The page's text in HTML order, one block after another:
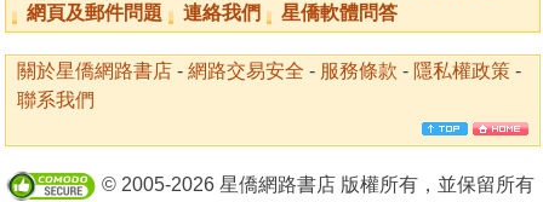
網頁及郵件問題
連絡我們 星僑軟體問答
關於星僑網路書店 - 網路交易安全 - 服務條款 - 隱私權政策 -
聯系我們
© 2005-2026 星僑網路書店 版權所有，並保留所有